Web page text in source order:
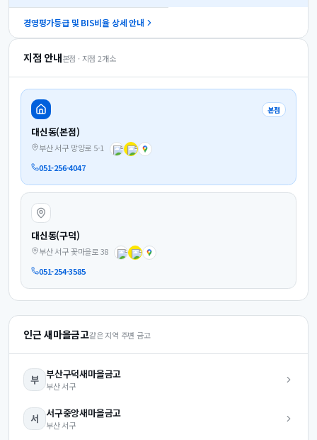
경영평가등급 및 BIS비율 상세 안내
지점 안내본점 · 지점 2개소
본점
대신동(본점)
부산 서구 망양로 5-1
051-256-4047
대신동(구덕)
부산 서구 꽃마을로 38
051-254-3585
인근 새마을금고같은 지역 주변 금고
부 부산구덕새마을금고
부산 서구
서 서구중앙새마을금고
부산 서구